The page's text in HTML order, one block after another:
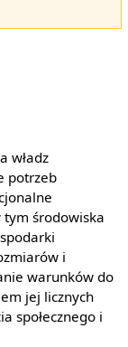
władz
potrzeb
tym środowiska
i
warunków do
jej licznych
społecznego i